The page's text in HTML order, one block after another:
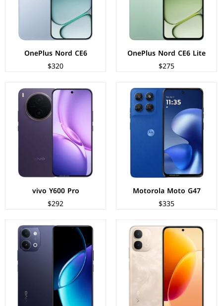
OnePlus Nord CE6 Lite
$275
OnePlus Nord CE6
$320
Motorola Moto G47
$335
نظام التشغيل:
البطارية:5200 مللي امبير - 20 واط
عرض المواصفات ←
vivo Y600 Pro
$292
نظام التشغيل: Android 16
البطارية:10200 مللي امبير - 90 واط
عرض المواصفات ←
المعالج:Qualcomm Snapdragon 4 Gen 2
الكاميرات:خلفية 50 م.ب/ امامية 8 م.ب
الذاكرة+الرام:128/256 + 8/12 جيجابايت
نظام التشغيل:
البطارية:7200 مللي أمبير - 44 واط
عرض المواصفات ←
الشاشة:IPS LCD بحجم 6.74 بوصة بدقة HD+
المعالج:
الكاميرات:
خلفية 13 م.ب/ امامية 5 م.ب
الذاكرة+الرام:128/256 + 6/8 جيجابايت
نظام التشغيل:Android 16
البطارية:6500 مللي امبير - 15 واط
عرض المواصفات ←
الشاشة:AMOLED بحجم 6.78 بوصة بدقة 1208p
المعالج:Mediatek Dimensity 8400 Ultimate
الكاميرات:خلفية 50+8 م.ب/ امامية 13 م.ب
الذاكرة+الرام:256/512 + 12 جيجابايت
نظام التشغيل:Android 16
6500 مللي امبير - 45 واط
عرض المواصفات ←
الشاشة:
المعالج:Qualcomm Snapdragon 7s Gen 4
الكاميرات:خلفية 50+2 م.ب / امامية 32 م.ب
الذاكرة+الرام:128/256 + 8/12 جيجابايت
نظام التشغيل:Android 16
البطارية:9020 مللي امبير - 90 واط
عرض المواصفات ←